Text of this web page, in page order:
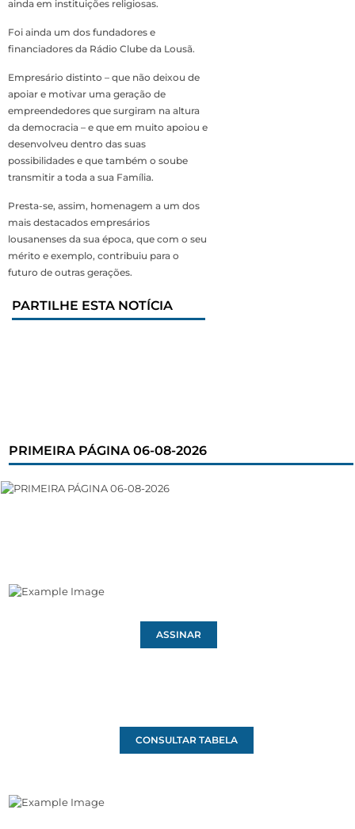
ainda em instituições religiosas.
Foi ainda um dos fundadores e
financiadores da Rádio Clube da Lousã.
Empresário distinto – que não deixou de
apoiar e motivar uma geração de
empreendedores que surgiram na altura
da democracia – e que em muito apoiou e
desenvolveu dentro das suas
possibilidades e que também o soube
transmitir a toda a sua Família.
Presta-se, assim, homenagem a um dos
mais destacados empresários
lousanenses da sua época, que com o seu
mérito e exemplo, contribuiu para o
futuro de outras gerações.
PARTILHE ESTA NOTÍCIA
PRIMEIRA PÁGINA 06-08-2026
ASSINAR
CONSULTAR TABELA